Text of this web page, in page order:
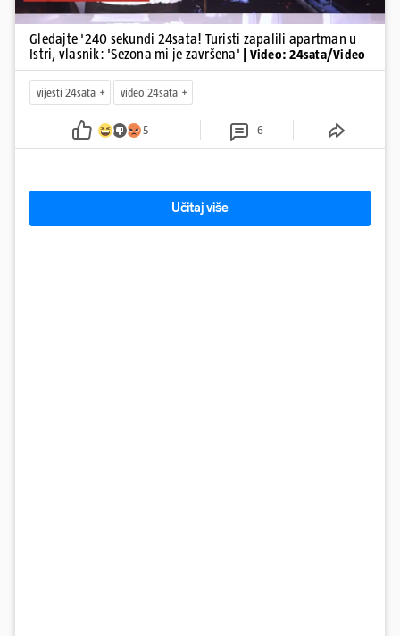
Gledajte '240 sekundi 24sata! Turisti zapalili apartman u
Istri, vlasnik: 'Sezona mi je završena'
| Video: 24sata/Video
vijesti 24sata video 24sata
5 6
Učitaj više